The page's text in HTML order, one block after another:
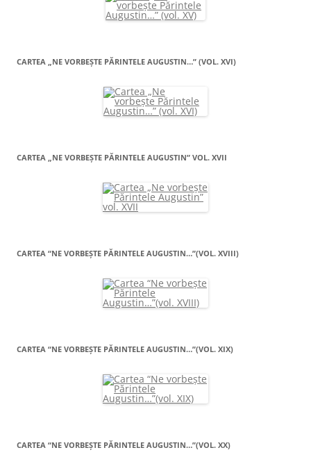
CARTEA „NE VORBEŞTE PĂRINTELE AUGUSTIN…” (VOL. XVI)
CARTEA „NE VORBEŞTE PĂRINTELE AUGUSTIN” VOL. XVII
CARTEA “NE VORBEŞTE PĂRINTELE AUGUSTIN…”(VOL. XVIII)
CARTEA “NE VORBEŞTE PĂRINTELE AUGUSTIN…”(VOL. XIX)
CARTEA “NE VORBEŞTE PĂRINTELE AUGUSTIN…”(VOL. XX)